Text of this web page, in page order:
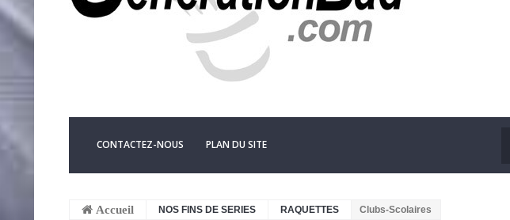
CONTACTEZ-NOUS PLAN DU SITE
Accueil NOS FINS DE SERIES RAQUETTES Clubs-Scolaires